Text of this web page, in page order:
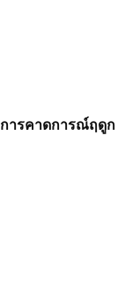
การคาดการณ์ฤดูก